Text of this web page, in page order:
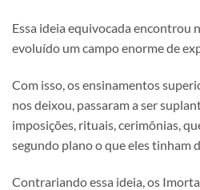
Essa ideia equivocada encontrou
evoluído um campo enorme de
Com isso, os ensinamentos
nos deixou, passaram a ser
imposições, rituais, cerimônias,
segundo plano o que eles tinham
Contrariando essa ideia, os